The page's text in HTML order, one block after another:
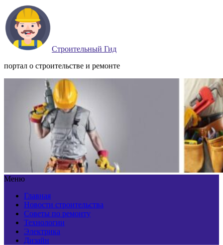
Строительный Гид
портал о строительстве и ремонте
Меню
Главная
Новости строительства
Советы по ремонту
Технологии
Электрика
Дизайн